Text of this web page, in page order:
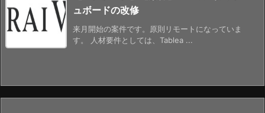
ュボードの改修
来月開始の案件です。原則リモートになっていま
す。 人材要件としては、Tablea ...